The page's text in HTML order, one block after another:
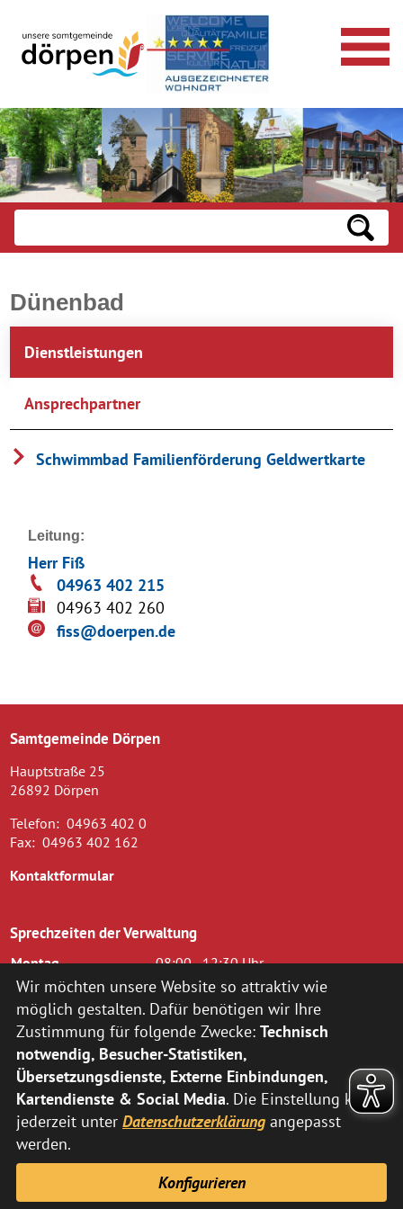
Dünenbad
Dienstleistungen
Ansprechpartner
Schwimmbad Familienförderung Geldwertkarte
Leitung:
Herr Fiß
04963 402 215
04963 402 260
fiss@doerpen.de
Samtgemeinde Dörpen
Hauptstraße 25
26892 Dörpen
Telefon: 04963 402 0
Fax: 04963 402 162
Kontaktformular
Sprechzeiten der Verwaltung
Montag
08:00 - 12:30 Uhr
Dienstag
08.00 - 12.30 Uhr und 14.00 - 16.00
Uhr
Mittwoch
08.00 - 12.30 Uhr
Donnerstag
14.00 - 18.00 Uhr
Freitag
08.00 - 12.00 Uhr
zusätzlich nach vorheriger Terminvereinbarung:
Montag
14:00 - 16:00 Uhr
Donnerstag
Abweichende Sprechzeiten der Fachbereiche können Sie
Wir möchten unsere Website so attraktiv wie
möglich gestalten. Dafür benötigen wir Ihre
Zustimmung für folgende Zwecke: Technisch
notwendig, Besucher-Statistiken,
Übersetzungsdienste, Externe Einbindungen,
Kartendienste & Social Media. Die Einstellung kann
jederzeit unter Datenschutzerklärung angepasst
werden.
Konfigurieren